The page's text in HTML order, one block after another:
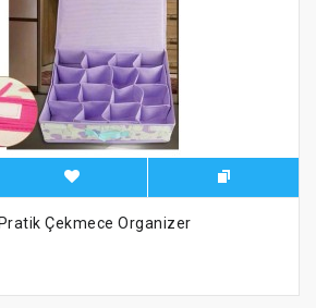
Çekmece Organizer